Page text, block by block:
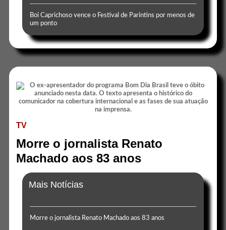
Boi Caprichoso vence o Festival de Parintins por menos de
um ponto
TV
Morre o jornalista Renato
Machado aos 83 anos
Mais Notícias
Morre o jornalista Renato Machado aos 83 anos